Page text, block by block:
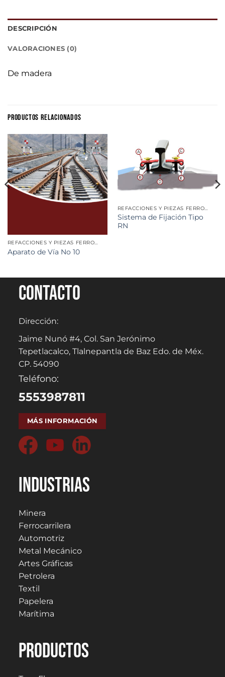
DESCRIPCIÓN
VALORACIONES (0)
De madera
PRODUCTOS RELACIONADOS
REFACCIONES Y PIEZAS FERROVIARIAS
Aparato de Vía No 10
REFACCIONES Y PIEZAS FERROVIARIAS
Sistema de Fijación Tipo
RN
Contacto
Dirección:
Jaime Nunó #4, Col. San Jerónimo
Tepetlacalco, Tlalnepantla de Baz Edo. de Méx.
CP. 54090
Teléfono:
5553987811
MÁS INFORMACIÓN
Industrias
Minera
Ferrocarrilera
Automotriz
Metal Mecánico
Artes Gráficas
Petrolera
Textil
Papelera
Marítima
PRODUCTOS